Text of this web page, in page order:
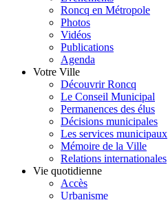
Roncq en Métropole
Photos
Vidéos
Publications
Agenda
Votre Ville
Découvrir Roncq
Le Conseil Municipal
Permanences des élus
Décisions municipales
Les services municipaux
Mémoire de la Ville
Relations internationales
Vie quotidienne
Accès
Urbanisme